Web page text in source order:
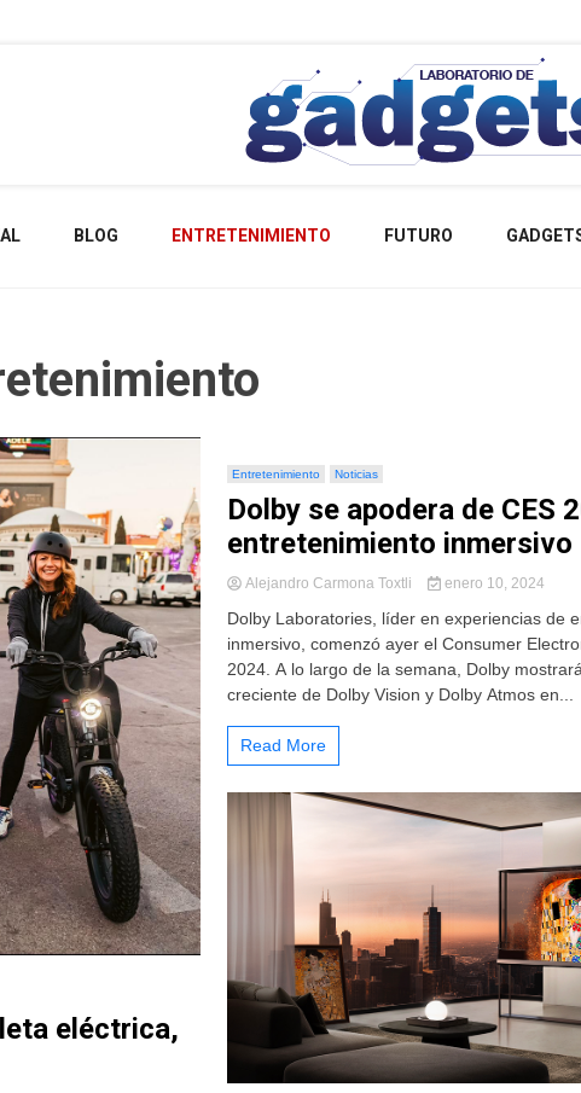
BLOG ENTRETENIMIENTO FUTURO
eléctrica,
Entretenimiento Noticias
Dolby se apodera de CES
entretenimiento inmersivo
Alejandro Carmona Toxtli enero 10, 2024
Dolby Laboratories, líder en experiencias de
inmersivo, comenzó ayer el Consumer
2024. A lo largo de la semana, Dolby
creciente de Dolby Vision y Dolby Atmos en...
Read More